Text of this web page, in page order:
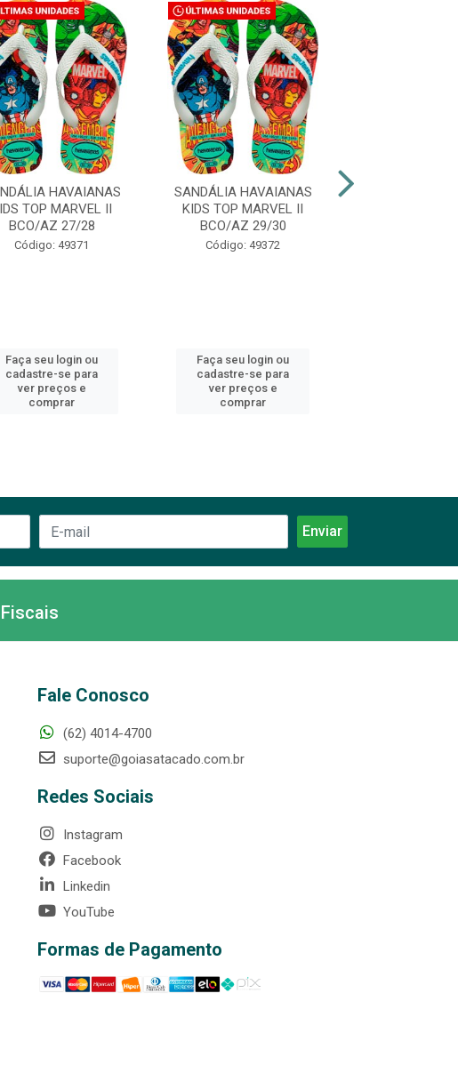
HAVAIANAS
TOP MARVEL II
BCO/AZ 27/28
Código: 49371
Faça seu login ou
cadastre-se para
ver preços e
comprar
SANDÁLIA HAVAIANAS
KIDS TOP MARVEL II
BCO/AZ 29/30
Código: 49372
Faça seu login ou
cadastre-se para
ver preços e
comprar
Fale Conosco
(62) 4014-4700
suporte@goiasatacado.com.br
Redes Sociais
Instagram
Facebook
Linkedin
YouTube
Formas de Pagamento